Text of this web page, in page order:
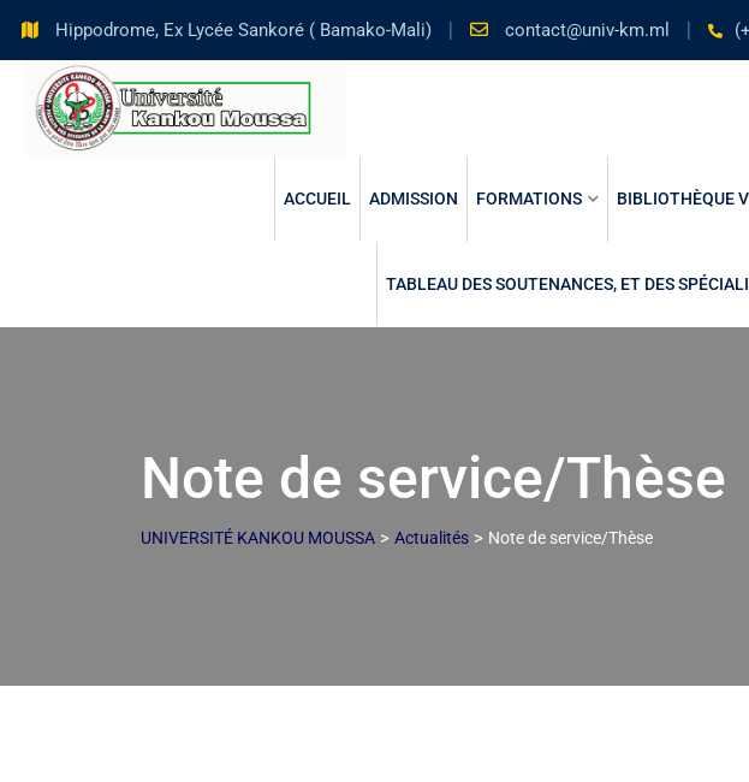
Hippodrome, Ex Lycée Sankoré ( Bamako-Mali) contact@univ-km.ml
ACCUEIL ADMISSION FORMATIONS BIBLIOTHÈQUE
TABLEAU DES SOUTENANCES, ET DES
Note de service/Thèse
UNIVERSITÉ KANKOU MOUSSA > Actualités > Note de service/Thèse